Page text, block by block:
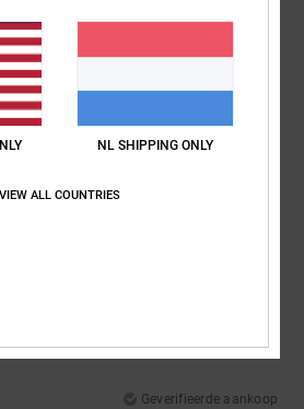
5 /5
Geverifieerde aankoop
: 5/5 Maat
Geverifieerde aankoop
NL SHIPPING ONLY
VIEW ALL COUNTRIES